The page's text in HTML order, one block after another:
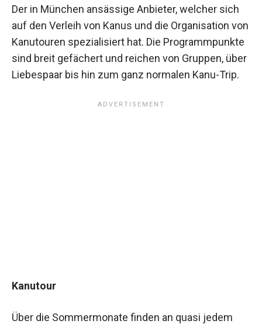
Der in München ansässige Anbieter, welcher sich
auf den Verleih von Kanus und die Organisation von
Kanutouren spezialisiert hat. Die Programmpunkte
sind breit gefächert und reichen von Gruppen, über
Liebespaar bis hin zum ganz normalen Kanu-Trip.
Kanutour
Über die Sommermonate finden an quasi jedem